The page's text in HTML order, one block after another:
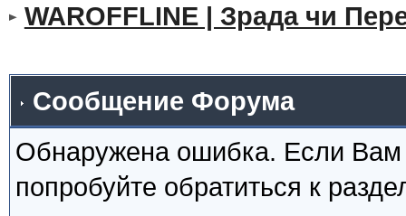
WAROFFLINE | Зрада чи
Сообщение Форума
Обнаружена ошибка. Если
попробуйте обратиться к